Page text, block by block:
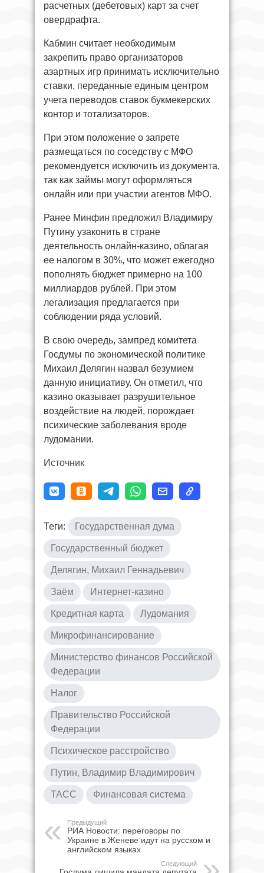
расчетных (дебетовых) карт за счет
овердрафта.
Кабмин считает необходимым
закрепить право организаторов
азартных игр принимать исключительно
ставки, переданные единым центром
учета переводов ставок букмекерских
контор и тотализаторов.
При этом положение о запрете
размещаться по соседству с МФО
рекомендуется исключить из документа,
так как займы могут оформляться
онлайн или при участии агентов МФО.
Ранее Минфин предложил Владимиру
Путину узаконить в стране
деятельность онлайн-казино, облагая
ее налогом в 30%, что может ежегодно
пополнять бюджет примерно на 100
миллиардов рублей. При этом
легализация предлагается при
соблюдении ряда условий.
В свою очередь, зампред комитета
Госдумы по экономической политике
Михаил Делягин назвал безумием
данную инициативу. Он отметил, что
казино оказывает разрушительное
воздействие на людей, порождает
психические заболевания вроде
лудомании.
Источник
Теги: Государственная дума
Государственный бюджет
Делягин, Михаил Геннадьевич
Заём Интернет-казино
Кредитная карта Лудомания
Микрофинансирование
Министерство финансов Российской
Федерации
Налог
Правительство Российской
Федерации
Психическое расстройство
Путин, Владимир Владимирович
ТАСС Финансовая система
Предыдущий
РИА Новости: переговоры по
Украине в Женеве идут на русском и
английском языках
Следующий